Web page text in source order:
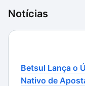
Caso você
ótima experiência
Porém, quem já
Notícias
Betsul Lança o
Nativo de